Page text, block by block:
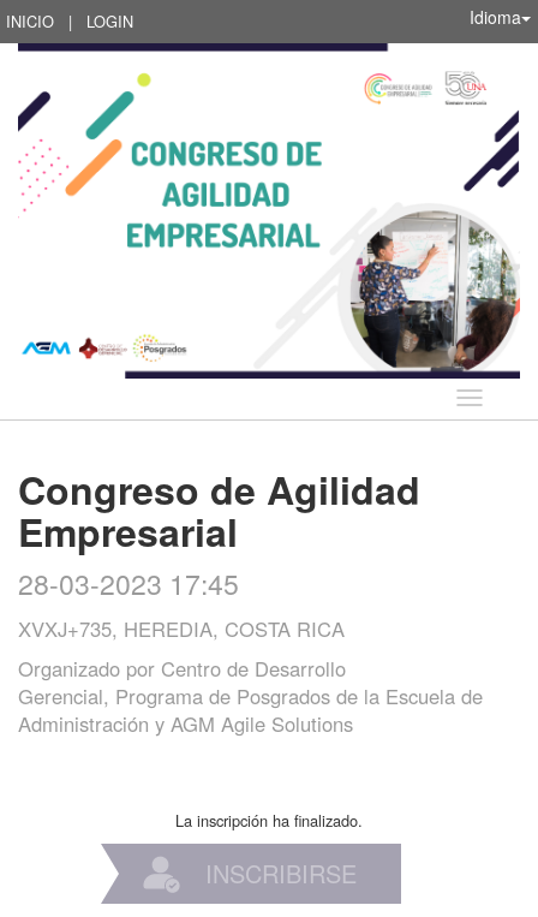
INICIO | LOGIN Idioma
Idioma
Congreso de Agilidad
Empresarial
28-03-2023 17:45
XVXJ+735, HEREDIA, COSTA RICA
Organizado por Centro de Desarrollo
Gerencial, Programa de Posgrados de la Escuela de
Administración y AGM Agile Solutions
La inscripción ha finalizado.
INSCRIBIRSE